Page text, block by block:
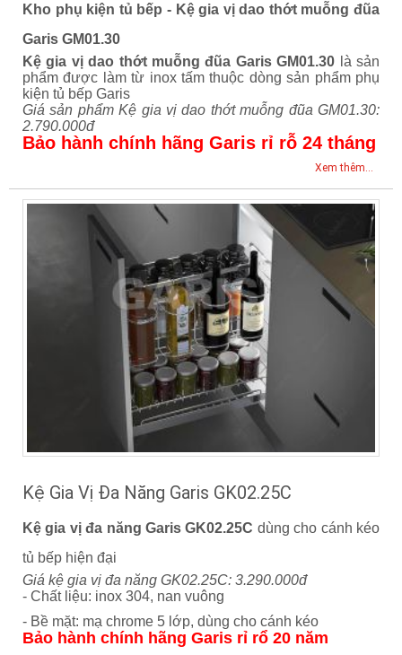
Kho phụ kiện tủ bếp - Kệ gia vị dao thớt muỗng đũa
Garis GM01.30
Kệ gia vị dao thớt muỗng đũa Garis GM01.30 là sản
phẩm được làm từ inox tấm thuộc dòng sản phẩm phụ
kiện tủ bếp Garis
Giá sản phẩm Kệ gia vị dao thớt muỗng đũa GM01.30:
2.790.000đ
Bảo hành chính hãng Garis rỉ rỗ 24 tháng
Xem thêm...
Kệ Gia Vị Đa Năng Garis GK02.25C
Kệ gia vị đa năng Garis GK02.25C dùng cho cánh kéo
tủ bếp hiện đại
Giá kệ gia vị đa năng GK02.25C: 3.290.000đ
- Chất liệu: inox 304, nan vuông
- Bề mặt: mạ chrome 5 lớp, dùng cho cánh kéo
Bảo hành chính hãng Garis rỉ rổ 20 năm